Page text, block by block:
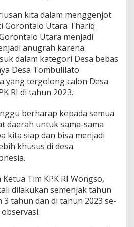
p
s
i
kita dalam menggenjot
Gorontalo Utara Thariq
Utara menjadi
anugrah karena
dalam kategori Desa bebas
Desa Tombulilato
yang tergolong calon Desa
RI di tahun 2023.
berharap kepada semua
daerah untuk sama-sama
kita siap dan bisa menjadi
khusus di desa
Tim KPK RI Wongso,
dilakukan semenjak tahun
3 tahun dan di tahun 2023 se-